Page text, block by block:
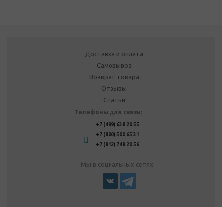
Доставка и оплата
Самовывоз
Возврат товара
Отзывы
Статьи
Телефоны для связи:
+7 (499) 638 20 55
+7 (800) 500 65 31
+7 (812) 748 20 56
Мы в социальных сетях: